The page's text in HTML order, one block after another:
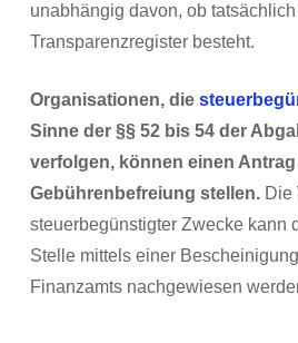
unabhängig davon, ob
Transparenzregister besteht.
Organisationen, die
Sinne der §§ 52 bis 54 der
verfolgen, können einen
Gebührenbefreiung stellen. Die
steuerbegünstigter Zwecke kann
Stelle mittels einer
Finanzamts nachgewiesen